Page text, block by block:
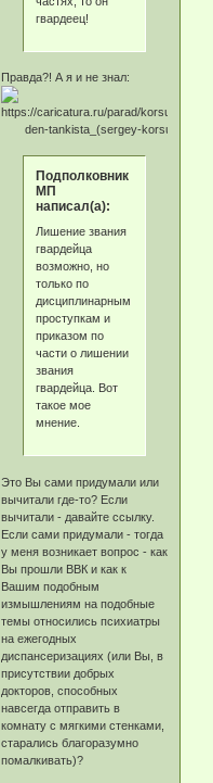
гвардеец!
Правда?! А я и не знал:
Подполковник
МП
написал(а):
Лишение звания
гвардейца
возможно, но
только по
дисциплинарным
проступкам и
приказом по
части о лишении
звания
гвардейца. Вот
такое мое
мнение.
Это Вы сами придумали или
вычитали где-то? Если
вычитали - давайте ссылку.
Если сами придумали - тогда
у меня возникает вопрос - как
Вы прошли ВВК и как к
Вашим подобным
измышлениям на подобные
темы относились психиатры
на ежегодных
диспансеризациях (или Вы, в
присутствии добрых
докторов, способных
навсегда отправить в
комнату с мягкими стенками,
старались благоразумно
помалкивать)?